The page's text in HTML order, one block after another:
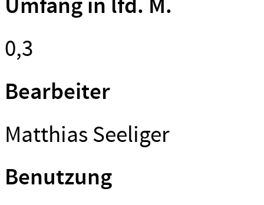
Umfang in lfd. M.
0,3
Bearbeiter
Matthias Seeliger
Benutzung